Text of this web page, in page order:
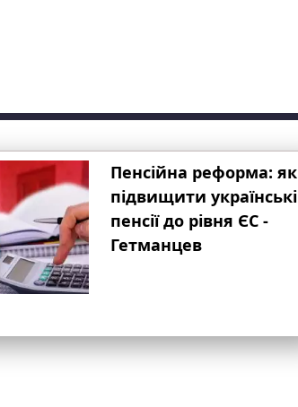
Пенсійна реформа: як
підвищити українські
пенсії до рівня ЄС -
Гетманцев